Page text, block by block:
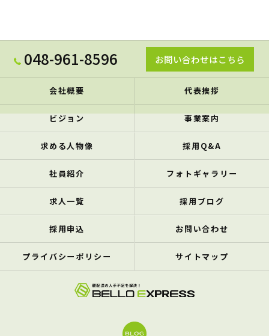
048-961-8596 お問い合わせはこちら
会社概要 代表挨拶
ビジョン 事業案内
求める人物像 採用Q&A
社員紹介 フォトギャラリー
求人一覧 採用ブログ
採用申込 お問い合わせ
プライバシーポリシー サイトマップ